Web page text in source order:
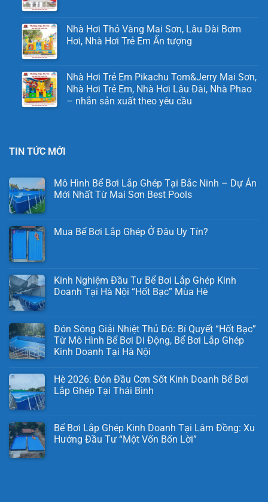
Nhà Hơi Thỏ Vàng Mai Sơn, Lâu Đài Bơm
Hơi, Nhà Hơi Trẻ Em Ấn tượng
Nhà Hơi Trẻ Em Pikachu Tom&Jerry Mai Sơn,
Nhà Hơi Trẻ Em, Nhà Hơi Lâu Đài, Nhà Phao
– nhắn sản xuất theo yêu cầu
TIN TỨC MỚI
Mô Hình Bể Bơi Lắp Ghép Tại Bắc Ninh – Dự Án
Mới Nhất Từ Mai Sơn Best Pools
Mua Bể Bơi Lắp Ghép Ở Đâu Uy Tín?
Kinh Nghiệm Đầu Tư Bể Bơi Lắp Ghép Kinh
Doanh Tại Hà Nội “Hốt Bạc” Mùa Hè
Đón Sóng Giải Nhiệt Thủ Đô: Bí Quyết “Hốt Bạc”
Từ Mô Hình Bể Bơi Di Động, Bể Bơi Lắp Ghép
Kinh Doanh Tại Hà Nội
Hè 2026: Đón Đầu Cơn Sốt Kinh Doanh Bể Bơi
Lắp Ghép Tại Thái Bình
Bể Bơi Lắp Ghép Kinh Doanh Tại Lâm Đồng: Xu
Hướng Đầu Tư “Một Vốn Bốn Lời”